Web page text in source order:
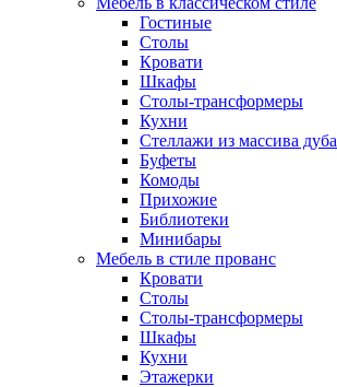
Гостиные
Столы
Кровати
Шкафы
Столы-трансформеры
Кухни
Стеллажи из массива дуба
Буфеты
Комоды
Прихожие
Библиотеки
Минибары
Мебель в стиле прованс
Кровати
Столы
Столы-трансформеры
Шкафы
Кухни
Этажерки